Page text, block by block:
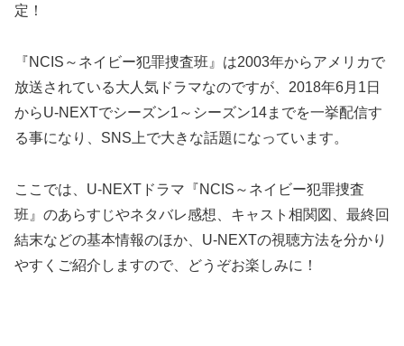
定！
『NCIS～ネイビー犯罪捜査班』は2003年からアメリカで
放送されている大人気ドラマなのですが、2018年6月1日
からU-NEXTでシーズン1～シーズン14までを一挙配信す
る事になり、SNS上で大きな話題になっています。
ここでは、U-NEXTドラマ『NCIS～ネイビー犯罪捜査
班』のあらすじやネタバレ感想、キャスト相関図、最終回
結末などの基本情報のほか、U-NEXTの視聴方法を分かり
やすくご紹介しますので、どうぞお楽しみに！